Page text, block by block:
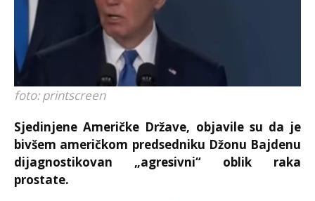
foto: printscreen
Sjedinjene Američke Države, objavile su da je
bivšem američkom predsedniku Džonu Bajdenu
dijagnostikovan „agresivni“ oblik raka
prostate.